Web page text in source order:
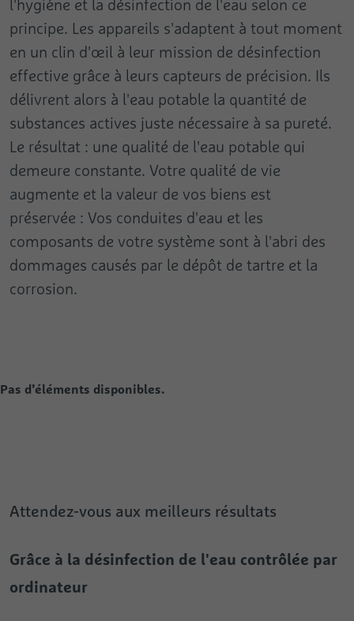
l'hygiène et la désinfection de l'eau selon ce
principe. Les appareils s'adaptent à tout moment
en un clin d'œil à leur mission de désinfection
effective grâce à leurs capteurs de précision. Ils
délivrent alors à l'eau potable la quantité de
substances actives juste nécessaire à sa pureté.
Le résultat : une qualité de l'eau potable qui
demeure constante. Votre qualité de vie
augmente et la valeur de vos biens est
préservée : Vos conduites d'eau et les
composants de votre système sont à l'abri des
dommages causés par le dépôt de tartre et la
corrosion.
Pas d’éléments disponibles.
Attendez-vous aux meilleurs résultats
Grâce à la désinfection de l'eau contrôlée par
ordinateur